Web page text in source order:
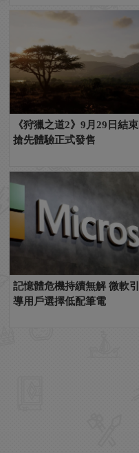
《狩獵之道2》9月29日結束
搶先體驗正式發售
記憶體危機持續無解 微軟引
導用戶選擇低配筆電